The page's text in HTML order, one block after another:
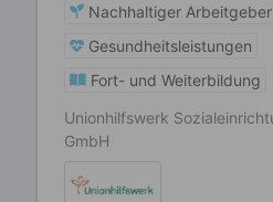
Nachhaltiger Arbeitgeber
Gesundheitsleistungen
Fort- und Weiterbildung
Unionhilfswerk
GmbH